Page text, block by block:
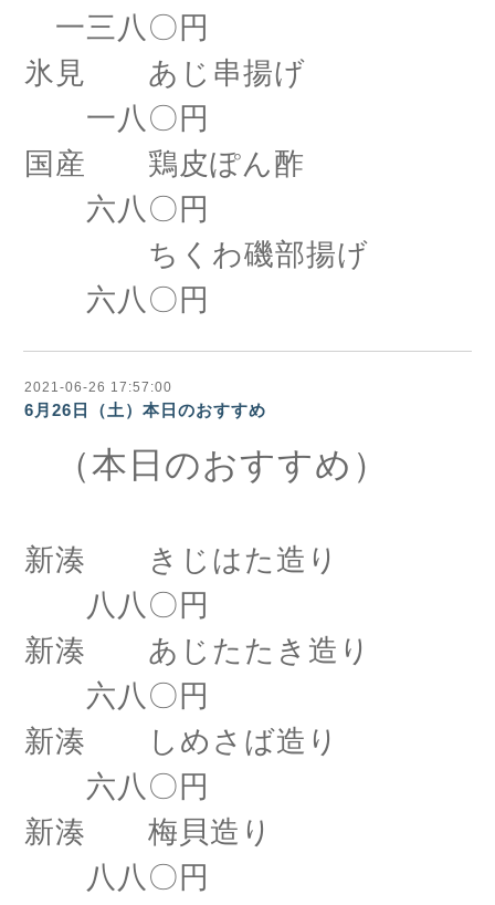
一三八〇円
氷見 あじ串揚げ
一八〇円
国産 鶏皮ぽん酢
六八〇円
ちくわ磯部揚げ
六八〇円
2021-06-26 17:57:00
6月26日（土）本日のおすすめ
（本日のおすすめ）
新湊 きじはた造り
八八〇円
新湊 あじたたき造り
六八〇円
新湊 しめさば造り
六八〇円
新湊 梅貝造り
八八〇円